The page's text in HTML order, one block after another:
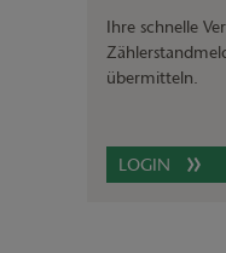
Ihre schnelle
übermitteln.
LOGIN